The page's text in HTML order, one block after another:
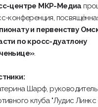
центре МКР-Медиа
конференция,
и первенству
по кросс-дуатлону
.
Шарф, руководитель
клуба "Лудис Линкс